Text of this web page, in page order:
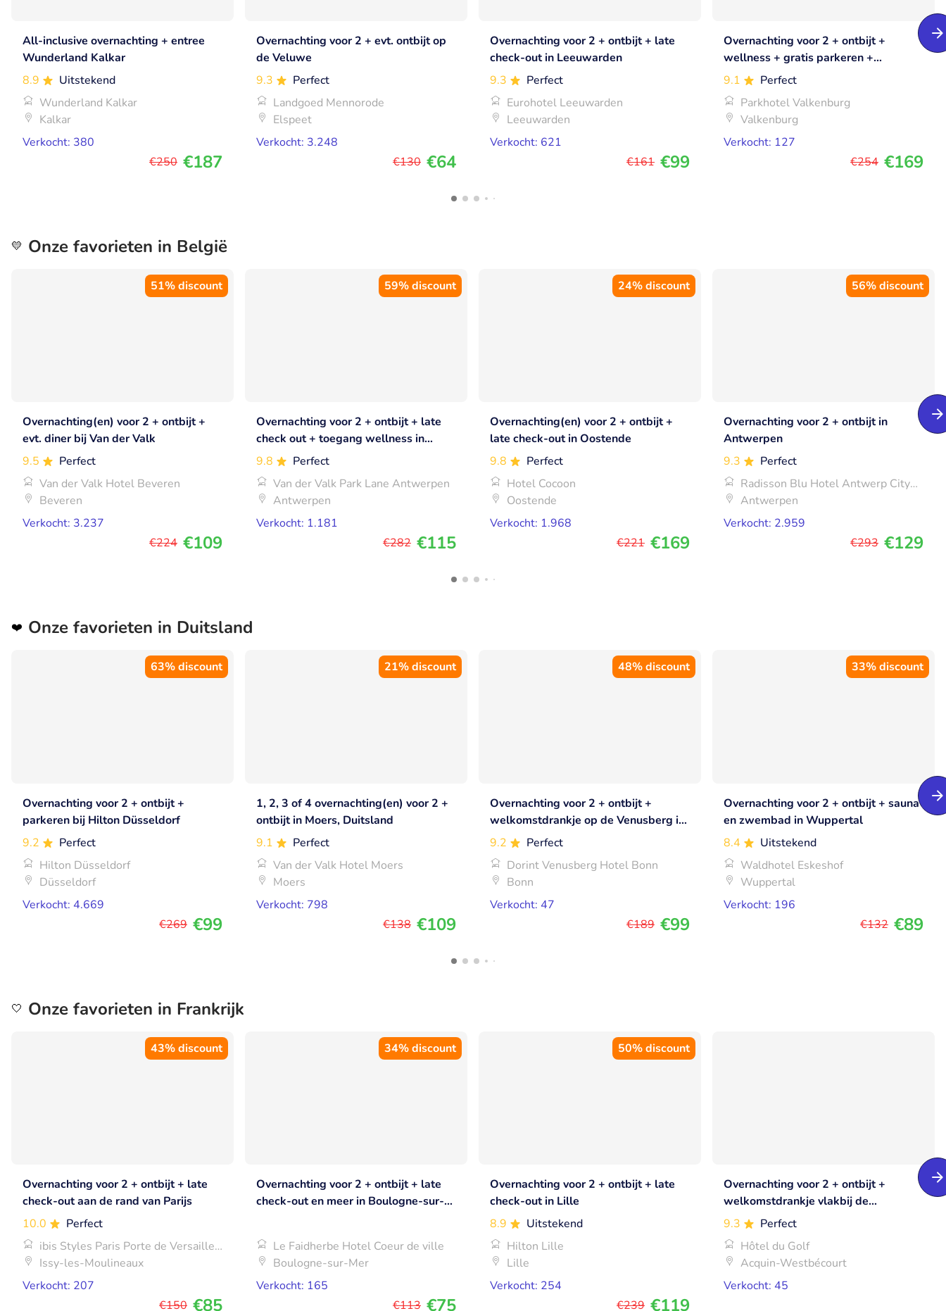
All-inclusive overnachting + entree
Wunderland Kalkar
8.9
Uitstekend
Wunderland Kalkar
Kalkar
Verkocht: 380
€250 €187
Overnachting voor 2 + evt. ontbijt op
de Veluwe
9.3
Perfect
Landgoed Mennorode
Elspeet
Verkocht: 3.248
€130 €64
Overnachting voor 2 + ontbijt + late
check-out in Leeuwarden
9.3
Perfect
Eurohotel Leeuwarden
Leeuwarden
Verkocht: 621
€161 €99
Overnachting voor 2 + ontbijt +
wellness + gratis parkeren +
borrelplank + meer in Valkenburg
9.1
Perfect
Parkhotel Valkenburg
Valkenburg
Verkocht: 127
€254 €169
💛 Onze favorieten in België
51% discount
Overnachting(en) voor 2 + ontbijt +
evt. diner bij Van der Valk
9.5
Perfect
Van der Valk Hotel Beveren
Beveren
Verkocht: 3.237
€224 €109
59% discount
Overnachting voor 2 + ontbijt + late
check out + toegang wellness in
hartje Antwerpen
9.8
Perfect
Van der Valk Park Lane Antwerpen
Antwerpen
Verkocht: 1.181
€282 €115
24% discount
Overnachting(en) voor 2 + ontbijt +
late check-out in Oostende
9.8
Perfect
Hotel Cocoon
Oostende
Verkocht: 1.968
€221 €169
56% discount
Overnachting voor 2 + ontbijt in
Antwerpen
9.3
Perfect
Radisson Blu Hotel Antwerp City
Centre
Antwerpen
Verkocht: 2.959
€293 €129
❤️ Onze favorieten in Duitsland
63% discount
Overnachting voor 2 + ontbijt +
parkeren bij Hilton Düsseldorf
9.2
Perfect
Hilton Düsseldorf
Düsseldorf
Verkocht: 4.669
€269 €99
21% discount
1, 2, 3 of 4 overnachting(en) voor 2 +
ontbijt in Moers, Duitsland
9.1
Perfect
Van der Valk Hotel Moers
Moers
Verkocht: 798
€138 €109
48% discount
Overnachting voor 2 + ontbijt +
welkomstdrankje op de Venusberg in
Bonn
9.2
Perfect
Dorint Venusberg Hotel Bonn
Bonn
Verkocht: 47
€189 €99
33% discount
Overnachting voor 2 + ontbijt + sauna
en zwembad in Wuppertal
8.4
Uitstekend
Waldhotel Eskeshof
Wuppertal
Verkocht: 196
€132 €89
🤍 Onze favorieten in Frankrijk
43% discount
Overnachting voor 2 + ontbijt + late
check-out aan de rand van Parijs
10.0
Perfect
ibis Styles Paris Porte de Versailles
- Mairie d'Issy
Issy-les-Moulineaux
Verkocht: 207
€150 €85
34% discount
Overnachting voor 2 + ontbijt + late
check-out en meer in Boulogne-sur-
Le Faidherbe Hotel Coeur de ville
Boulogne-sur-Mer
Verkocht: 165
€113 €75
50% discount
Overnachting voor 2 + ontbijt + late
check-out in Lille
8.9
Uitstekend
Hilton Lille
Lille
Verkocht: 254
€239 €119
Overnachting voor 2 + ontbijt +
welkomstdrankje vlakbij de
Opaalkust
9.3
Perfect
Hôtel du Golf
Acquin-Westbécourt
Verkocht: 45